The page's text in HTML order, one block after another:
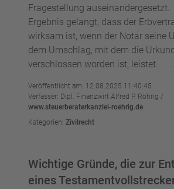
Fragestellung
Ergebnis gelangt, dass der
wirksam ist, wenn der Notar seine
dem Umschlag, mit dem die
verschlossen worden ist, leistet.
Veröffentlicht am: 12.08.2025 11:40:45
Verfasser: Dipl. Finanzwirt Alfred P. Röhrig /
www.steuerberaterkanzlei-roehrig.de
Kategorien: Zivilrecht
Wichtige Gründe, die zur
eines